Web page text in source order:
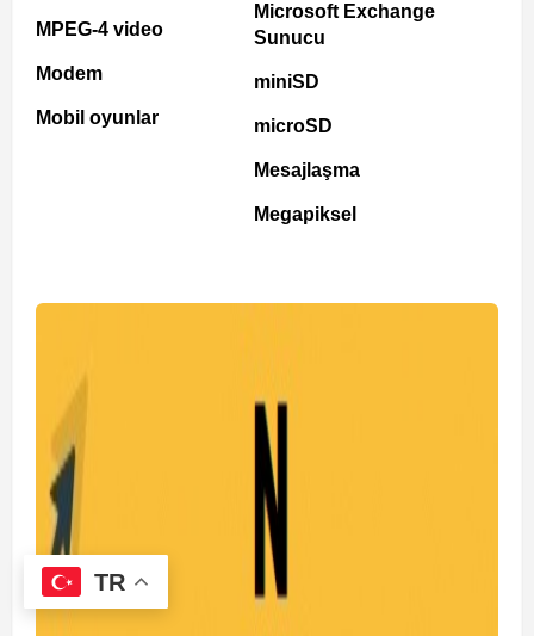
MPEG-4 video
Modem
Mobil oyunlar
Microsoft Exchange
Sunucu
miniSD
microSD
Mesajlaşma
Megapiksel
TR